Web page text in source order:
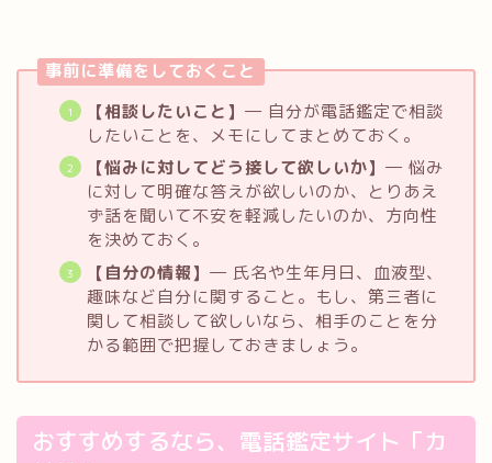
事前に準備をしておくこと
【相談したいこと】 ― 自分が電話鑑定で相談
したいことを、メモにしてまとめておく。
【悩みに対してどう接して欲しいか】 ― 悩み
に対して明確な答えが欲しいのか、とりあえ
ず話を聞いて不安を軽減したいのか、方向性
を決めておく。
【自分の情報】 ― 氏名や生年月日、血液型、
趣味など自分に関すること。もし、第三者に
関して相談して欲しいなら、相手のことを分
かる範囲で把握しておきましょう。
おすすめするなら、電話鑑定サイト「カ